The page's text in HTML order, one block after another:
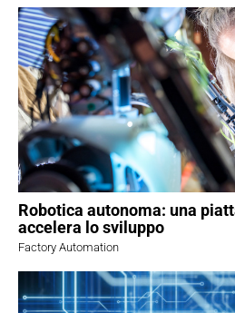
Robotica autonoma: una
accelera lo sviluppo
Factory Automation